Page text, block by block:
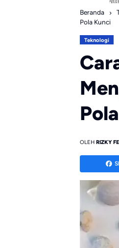
Beranda
Pola Kunci
Teknologi
OLEH RIZKY